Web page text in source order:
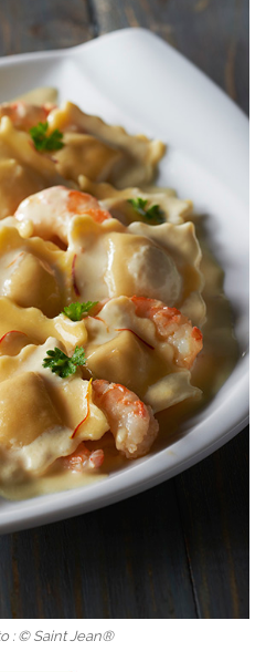
: © Saint Jean®